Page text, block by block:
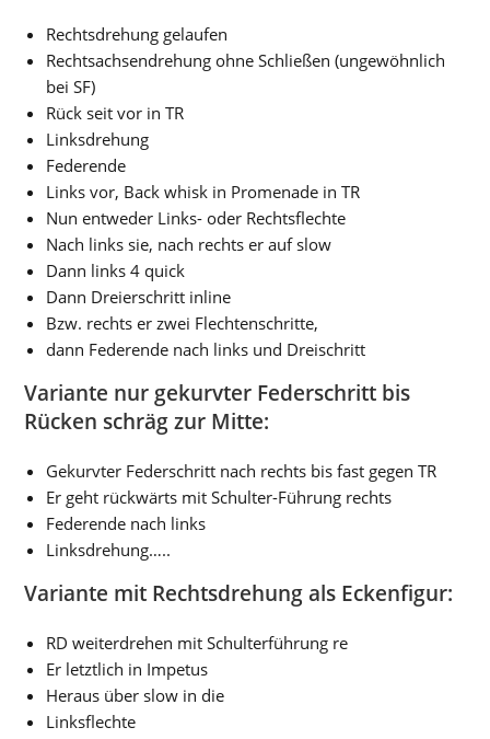
Rechtsdrehung gelaufen
Rechtsachsendrehung ohne Schließen (ungewöhnlich
bei SF)
Rück seit vor in TR
Linksdrehung
Federende
Links vor, Back whisk in Promenade in TR
Nun entweder Links- oder Rechtsflechte
Nach links sie, nach rechts er auf slow
Dann links 4 quick
Dann Dreierschritt inline
Bzw. rechts er zwei Flechtenschritte,
dann Federende nach links und Dreischritt
Variante nur gekurvter Federschritt bis
Rücken schräg zur Mitte:
Gekurvter Federschritt nach rechts bis fast gegen TR
Er geht rückwärts mit Schulter-Führung rechts
Federende nach links
Linksdrehung…..
Variante mit Rechtsdrehung als Eckenfigur:
RD weiterdrehen mit Schulterführung re
Er letztlich in Impetus
Heraus über slow in die
Linksflechte